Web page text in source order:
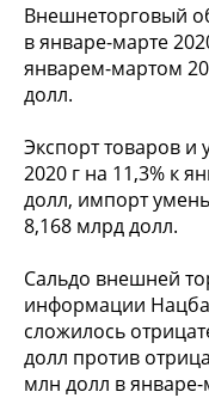
Внешнеторговый
в январе-марте
январем-мартом
долл.
Экспорт товаров и
2020 г на 11,3% к
долл, импорт
8,168 млрд долл.
Сальдо внешней
информации
сложилось
долл против
млн долл в январе-